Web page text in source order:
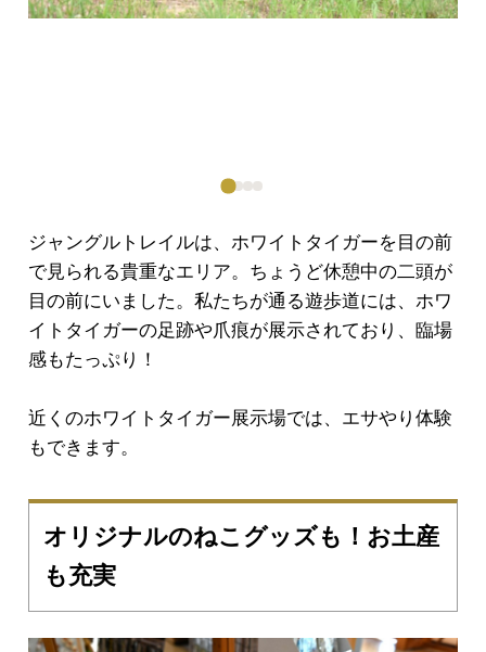
ジャングルトレイルは、ホワイトタイガーを目の前
で見られる貴重なエリア。ちょうど休憩中の二頭が
目の前にいました。私たちが通る遊歩道には、ホワ
イトタイガーの足跡や爪痕が展示されており、臨場
感もたっぷり！
近くのホワイトタイガー展示場では、エサやり体験
もできます。
オリジナルのねこグッズも！お土産
も充実